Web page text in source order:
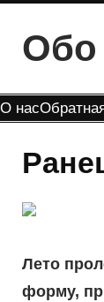
содержимому
Обо
О нас
Лето
форму,